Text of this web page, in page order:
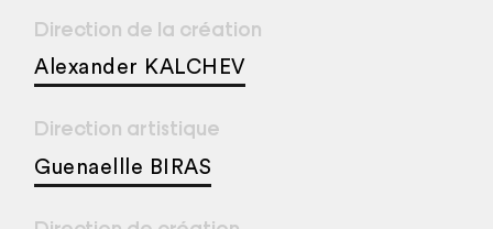
Direction de la création
Alexander KALCHEV
Direction artistique
Guenaellle BIRAS